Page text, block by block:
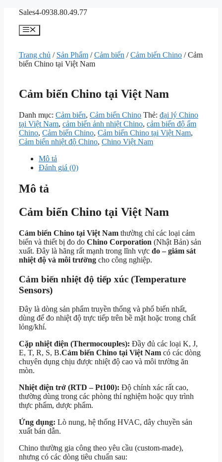
Chuyển
dung
Sales4-0938.80.49.77
Menu
Trang chủ / Sản Phẩm /Cảm biến /Cảm biến Chino / Cảm
biến Chino tại Việt Nam
Cảm biến Chino tại Việt Nam
Danh mục: Cảm biến, Cảm biến Chino Thẻ: đại lý Chino
tại Việt Nam, cảm biến ảnh nhiệt Chino, cảm biến độ ẩm
Chino, Cảm biến Chino, Cảm biến Chino tại Việt Nam,
Cảm biến nhiệt độ Chino, Chino Việt Nam
Mô tả
Đánh giá (0)
Mô tả
Cảm biến Chino tại Việt Nam
Cảm biến Chino tại Việt Nam thường chỉ các loại cảm
biến và thiết bị đo do Chino Corporation (Nhật Bản) sản
xuất. Đây là hãng rất mạnh trong lĩnh vực đo – giám sát
nhiệt độ và môi trường cho công nghiệp.
Cảm biến nhiệt độ tiếp xúc (Temperature
Sensors)
Đây là dòng sản phẩm truyền thống và phổ biến nhất,
dùng để đo nhiệt độ trực tiếp trên bề mặt hoặc trong chất
lỏng/khí.
Cặp nhiệt điện (Thermocouples): Đầy đủ các loại K, J,
E, T, R, S, B.Cảm biến Chino tại Việt Nam có các dòng
chuyên dụng chịu được nhiệt độ cao và môi trường ăn
mòn.
Nhiệt điện trở (RTD – Pt100): Độ chính xác rất cao,
thường dùng trong các phòng thí nghiệm hoặc quy trình
thực phẩm, dược phẩm.
Ứng dụng: Lò nung, hệ thống HVAC, dây chuyền sản
xuất bán dẫn.
Chino thường gia công theo yêu cầu (custom-made),
nhưng có các dòng tiêu chuẩn sau: